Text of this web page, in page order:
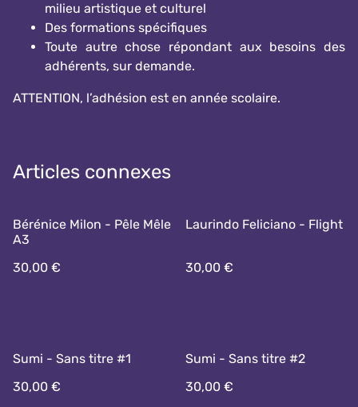
milieu artistique et culturel
Des formations spécifiques
Toute autre chose répondant aux besoins des
adhérents, sur demande.
ATTENTION, l’adhésion est en année scolaire.
Articles connexes
Bérénice Milon - Pêle Mêle
A3
30,00 €
Laurindo Feliciano - Flight
30,00 €
Sumi - Sans titre #1
30,00 €
Sumi - Sans titre #2
30,00 €